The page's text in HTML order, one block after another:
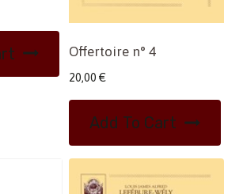
Offertoire n° 4
20,00 €
Add To Cart